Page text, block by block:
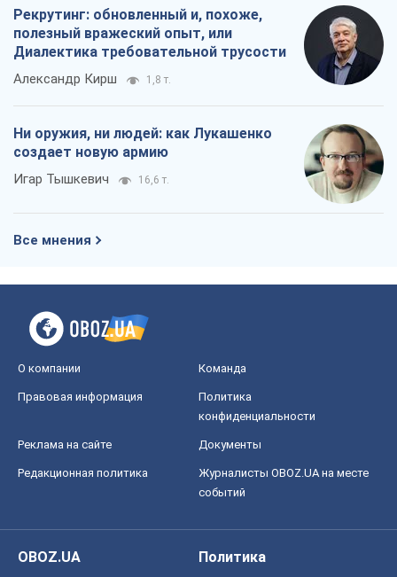
Рекрутинг: обновленный и, похоже,
полезный вражеский опыт, или
Диалектика требовательной трусости
Александр Кирш 1,8 т.
Ни оружия, ни людей: как Лукашенко
создает новую армию
Игар Тышкевич 16,6 т.
Все мнения
О компании Команда
Правовая информация
Политика
конфиденциальности
Реклама на сайте Документы
Редакционная политика
Журналисты OBOZ.UA на месте
событий
OBOZ.UA
Политика